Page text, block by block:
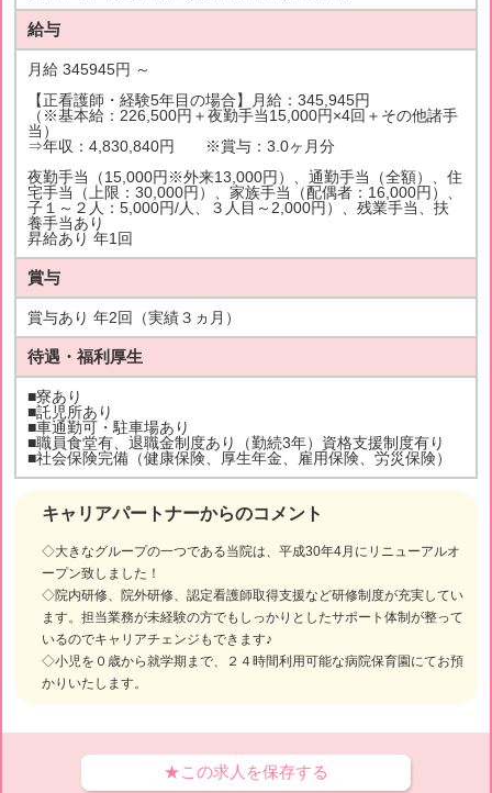
キャリアパートナーからのコメント
◇大きなグループの一つである当院は、平成30年4月にリニューアルオ
ープン致しました！
◇院内研修、院外研修、認定看護師取得支援など研修制度が充実してい
ます。担当業務が未経験の方でもしっかりとしたサポート体制が整って
いるのでキャリアチェンジもできます♪
◇小児を０歳から就学期まで、２４時間利用可能な病院保育園にてお預
かりいたします。
給与
月給 345945円 ～
【正看護師・経験5年目の場合】月給：345,945円
（※基本給：226,500円＋夜勤手当15,000円×4回＋その他諸手
当）
⇒年収：4,830,840円 ※賞与：3.0ヶ月分
夜勤手当（15,000円※外来13,000円）、通勤手当（全額）、住
宅手当（上限：30,000円）、家族手当（配偶者：16,000円）、
子１～２人：5,000円/人、３人目～2,000円）、残業手当、扶
養手当あり
昇給あり 年1回
賞与
賞与あり 年2回（実績３ヵ月）
待遇・福利厚生
■寮あり
■託児所あり
■車通勤可・駐車場あり
■職員食堂有、退職金制度あり（勤続3年）資格支援制度有り
■社会保険完備（健康保険、厚生年金、雇用保険、労災保険）
★この求人を保存する